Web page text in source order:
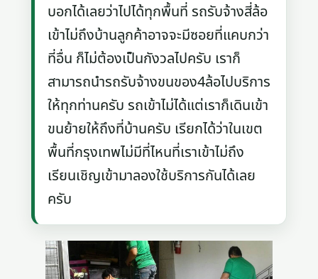
บอกได้เลยว่าไปได้ทุกพื้นที่ รถรับจ้างสี่ล้อ
เข้าไม่ถึงบ้านลูกค้าอาจจะมีซอยที่แคบกว่า
ที่อื่น ก็ไม่ต้องเป็นกังวลไปครับ เราก็
สามารถนำรถรับจ้างขนของ4ล้อไปบริการ
ให้ทุกท่านครับ รถเข้าไม่ได้แต่เราก็เดินเข้า
ขนย้ายให้ถึงที่บ้านครับ เรียกได้ว่าในเขต
พื้นที่กรุงเทพไม่มีที่ไหนที่เราเข้าไม่ถึง
เรียนเชิญเข้ามาลองใช้บริการกันได้เลย
ครับ